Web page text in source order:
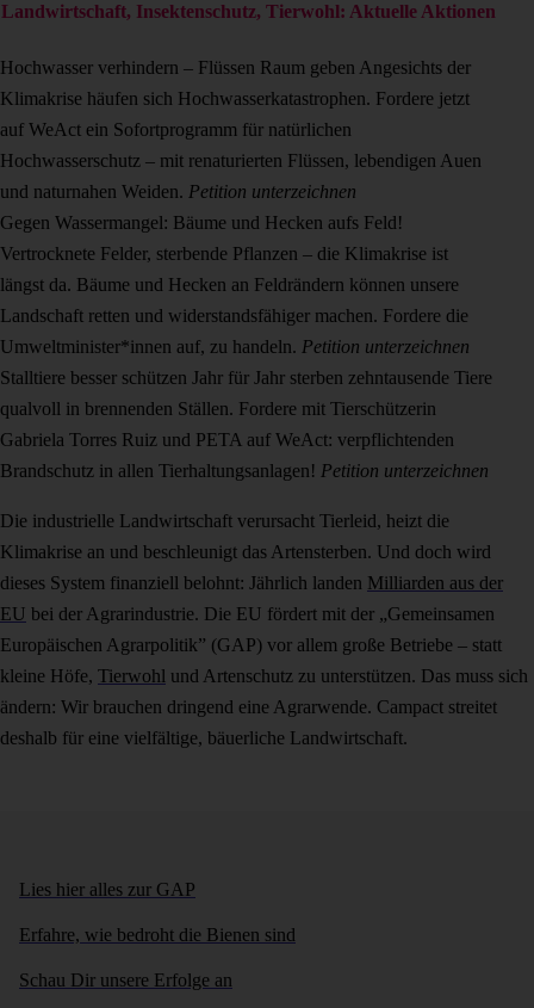
Landwirtschaft, Insektenschutz, Tierwohl: Aktuelle Aktionen
Hochwasser verhindern – Flüssen Raum geben Angesichts der
Klimakrise häufen sich Hochwasserkatastrophen. Fordere jetzt
auf WeAct ein Sofortprogramm für natürlichen
Hochwasserschutz – mit renaturierten Flüssen, lebendigen Auen
und naturnahen Weiden. Petition unterzeichnen
Gegen Wassermangel: Bäume und Hecken aufs Feld!
Vertrocknete Felder, sterbende Pflanzen – die Klimakrise ist
längst da. Bäume und Hecken an Feldrändern können unsere
Landschaft retten und widerstandsfähiger machen. Fordere die
Umweltminister*innen auf, zu handeln. Petition unterzeichnen
Stalltiere besser schützen Jahr für Jahr sterben zehntausende Tiere
qualvoll in brennenden Ställen. Fordere mit Tierschützerin
Gabriela Torres Ruiz und PETA auf WeAct: verpflichtenden
Brandschutz in allen Tierhaltungsanlagen! Petition unterzeichnen
Die industrielle Landwirtschaft verursacht Tierleid, heizt die
Klimakrise an und beschleunigt das Artensterben. Und doch wird
dieses System finanziell belohnt: Jährlich landen Milliarden aus der
EU bei der Agrarindustrie. Die EU fördert mit der „Gemeinsamen
Europäischen Agrarpolitik” (GAP) vor allem große Betriebe – statt
kleine Höfe, Tierwohl und Artenschutz zu unterstützen. Das muss sich
ändern: Wir brauchen dringend eine Agrarwende. Campact streitet
deshalb für eine vielfältige, bäuerliche Landwirtschaft.
Lies hier alles zur GAP
Erfahre, wie bedroht die Bienen sind
Schau Dir unsere Erfolge an